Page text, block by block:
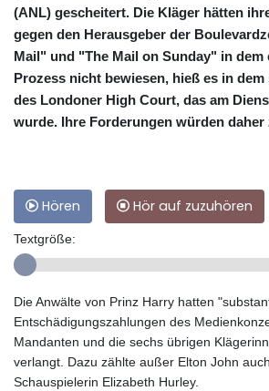
(ANL) gescheitert. Die Kläger hätten
gegen den Herausgeber der
Mail" und "The Mail on Sunday" in dem
Prozess nicht bewiesen, hieß es in
des Londoner High Court, das am
wurde. Ihre Forderungen würden
Hören Hör auf zuzuhören
Textgröße:
Die Anwälte von Prinz Harry hatten
Entschädigungszahlungen des
Mandanten und die sechs übrigen
verlangt. Dazu zählte außer Elton John
Schauspielerin Elizabeth Hurley.